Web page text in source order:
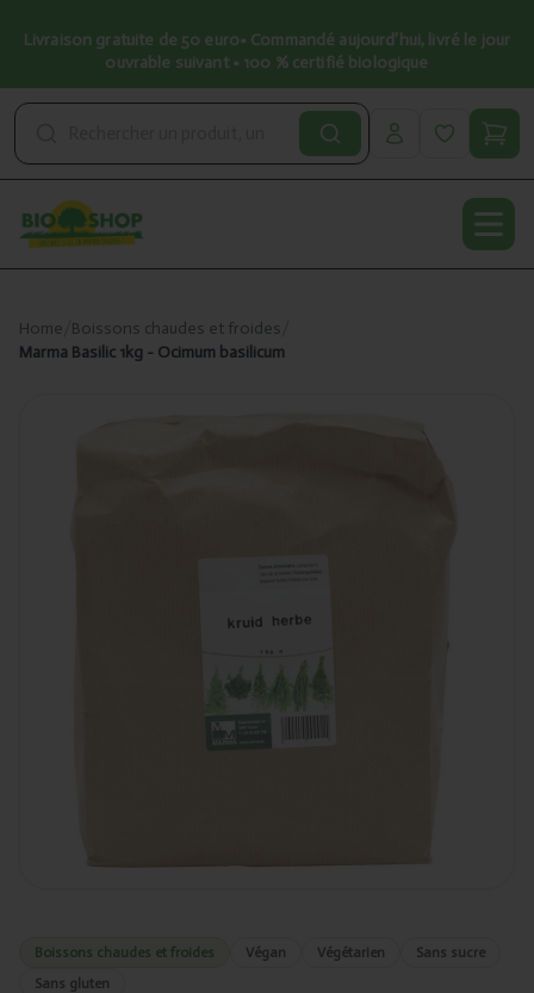
Livraison gratuite de 50 euro• Commandé aujourd’hui, livré le jour
ouvrable suivant • 100 % certifié biologique
Home Boissons chaudes et froides
Marma Basilic 1kg - Ocimum basilicum
Boissons chaudes et froides Végan Végétarien
Sans sucre
Sans gluten